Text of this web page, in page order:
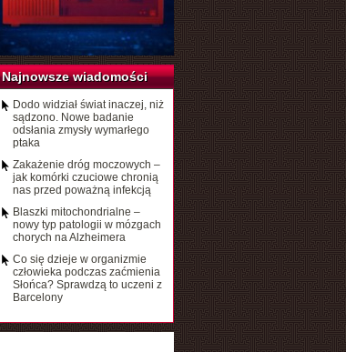
Najnowsze wiadomości
Dodo widział świat inaczej, niż
sądzono. Nowe badanie
odsłania zmysły wymarłego
ptaka
Zakażenie dróg moczowych –
jak komórki czuciowe chronią
nas przed poważną infekcją
Blaszki mitochondrialne –
nowy typ patologii w mózgach
chorych na Alzheimera
Co się dzieje w organizmie
człowieka podczas zaćmienia
Słońca? Sprawdzą to uczeni z
Barcelony